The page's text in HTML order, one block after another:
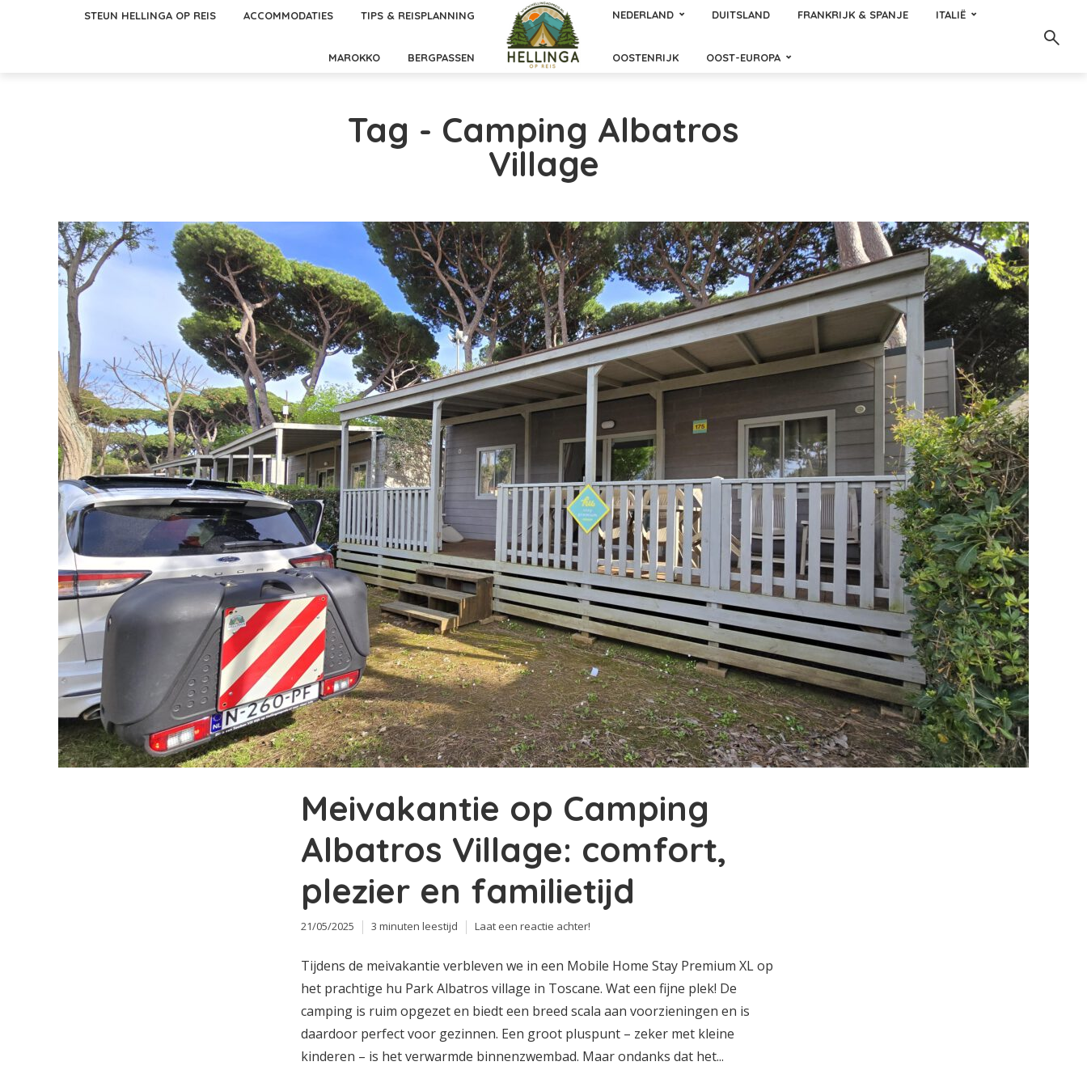
STEUN HELLINGA OP REIS ACCOMMODATIES TIPS & REISPLANNING
MAROKKO BERGPASSEN
NEDERLAND DUITSLAND FRANKRIJK & SPANJE ITALIË
OOSTENRIJK OOST-EUROPA
Tag - Camping Albatros
Village
Meivakantie op Camping
Albatros Village: comfort,
plezier en familietijd
21/05/2025 3 minuten leestijd Laat een reactie achter!
Tijdens de meivakantie verbleven we in een Mobile Home Stay Premium XL op
het prachtige hu Park Albatros village in Toscane. Wat een fijne plek! De
camping is ruim opgezet en biedt een breed scala aan voorzieningen en is
daardoor perfect voor gezinnen. Een groot pluspunt – zeker met kleine
kinderen – is het verwarmde binnenzwembad. Maar ondanks dat het...